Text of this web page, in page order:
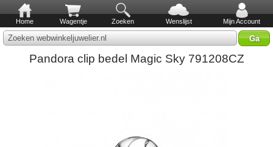
Home Wagentje Zoeken Wenslijst Mijn Account
Zoeken webwinkeljuwelier.nl
Pandora clip bedel Magic Sky 791208CZ